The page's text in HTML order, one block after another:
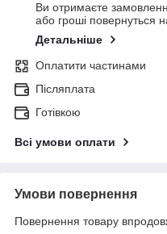
Ви отримаєте
або гроші повернуться
Детальніше
Оплатити частинами
Післяплата
Готівкою
Всі умови оплати
Умови повернення
Повернення товару